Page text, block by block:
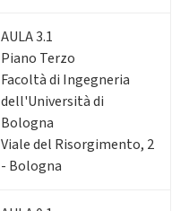
AULA 3.1
Piano Terzo
Facoltà di Ingegneria
dell'Università di
Bologna
Viale del Risorgimento, 2
- Bologna